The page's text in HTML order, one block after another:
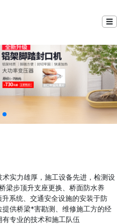
☰
实力雄厚，施工设备先进，检测设
梁步顶升支座更换、桥面防水养
系统、交通安全设施的安装于防
供桥梁*害勘测、维修施工方的经
专业的技术和施工队伍